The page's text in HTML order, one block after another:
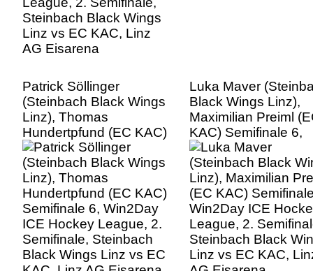
Patrick Söllinger
(Steinbach Black Wings
Linz), Thomas
Hundertpfund (EC KAC)
Semifinale 6, Win2Day
ICE Hockey League, 2.
Semifinale, Steinbach
Black Wings Linz vs EC
KAC, Linz AG Eisarena
Luka Maver
Black Wings Linz),
Maximilian Preiml
KAC) Semifinale 6,
Win2Day ICE
League, 2.
Steinbach Black
Linz vs EC KAC,
AG Eisarena